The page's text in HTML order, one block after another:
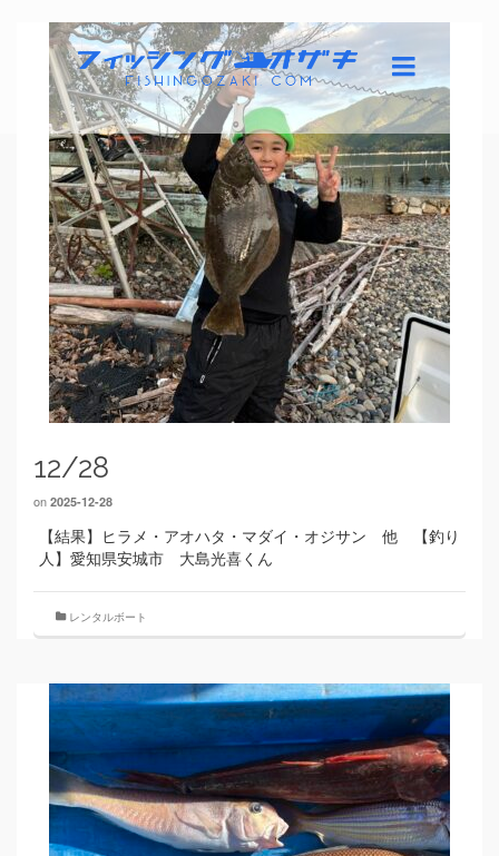
12/28
on 2025-12-28
【結果】ヒラメ・アオハタ・マダイ・オジサン 他 【釣り
人】愛知県安城市 大島光喜くん
レンタルボート